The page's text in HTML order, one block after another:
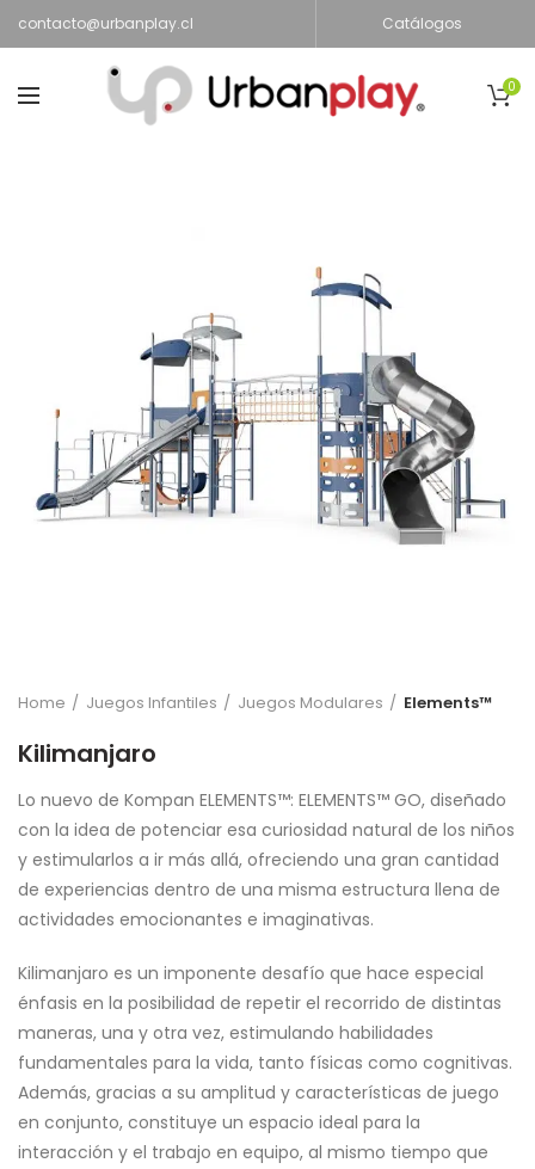
contacto@urbanplay.cl Catálogos
0
Home Juegos Infantiles Juegos Modulares Elements™
Kilimanjaro
Lo nuevo de Kompan ELEMENTS™: ELEMENTS™ GO, diseñado
con la idea de potenciar esa curiosidad natural de los niños
y estimularlos a ir más allá, ofreciendo una gran cantidad
de experiencias dentro de una misma estructura llena de
actividades emocionantes e imaginativas.
Kilimanjaro es un imponente desafío que hace especial
énfasis en la posibilidad de repetir el recorrido de distintas
maneras, una y otra vez, estimulando habilidades
fundamentales para la vida, tanto físicas como cognitivas.
Además, gracias a su amplitud y características de juego
en conjunto, constituye un espacio ideal para la
interacción y el trabajo en equipo, al mismo tiempo que